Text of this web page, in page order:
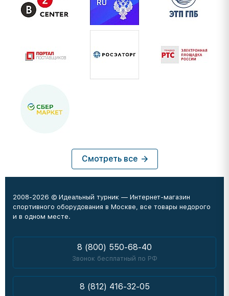
Смотреть все
2008-2026 © Идеальный турник — Интернет-магазин
спортивного оборудования в Москве, все товары недорого
и в одном месте.
8 (800) 550-68-40
Звонок бесплатный по РФ
8 (812) 416-32-05